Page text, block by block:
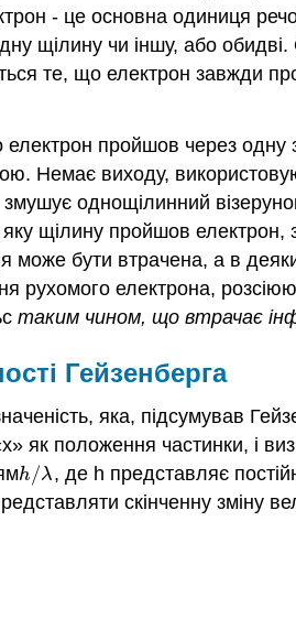
- це основна одиниця
щілину чи іншу, або
те, що електрон завжди
пройшов через одну
Немає виходу,
однощілинний
щілину пройшов електрон,
може бути втрачена, а в
електрона,
таким чином, що втрачає
Гейзенберга
яка, підсумував
як положення частинки, і
h/λ
h/λ , де h представляє
скінченну зміну